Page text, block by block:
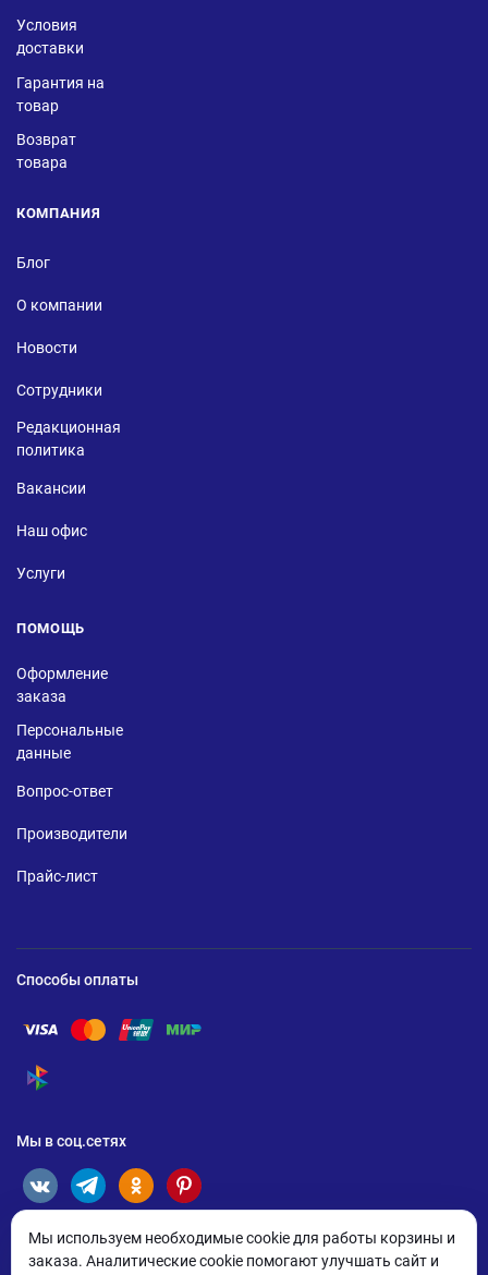
Условия
доставки
Гарантия на
товар
Возврат
товара
КОМПАНИЯ
Блог
О компании
Новости
Сотрудники
Редакционная
политика
Вакансии
Наш офис
Услуги
ПОМОЩЬ
Оформление
заказа
Персональные
данные
Вопрос-ответ
Производители
Прайс-лист
Способы оплаты
Помощь по оплате Visa
Помощь по оплате Mastercard
Помощь по оплате UnionPay
Помощь по оплате Мир
Помощь по оплате СБП
Мы в соц.сетях
Мы используем необходимые cookie для работы корзины и
заказа. Аналитические cookie помогают улучшать сайт и